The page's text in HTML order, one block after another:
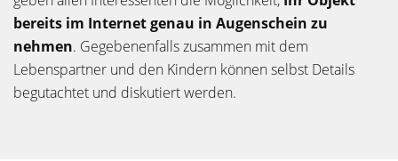
bereits im Internet genau in Augenschein zu
nehmen. Gegebenenfalls zusammen mit dem
Lebenspartner und den Kindern können selbst Details
begutachtet und diskutiert werden.